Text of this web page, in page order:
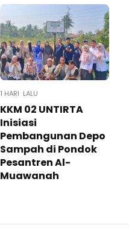
1 HARI LALU
KKM 02 UNTIRTA
Inisiasi
Pembangunan Depo
Sampah di Pondok
Pesantren Al-
Muawanah